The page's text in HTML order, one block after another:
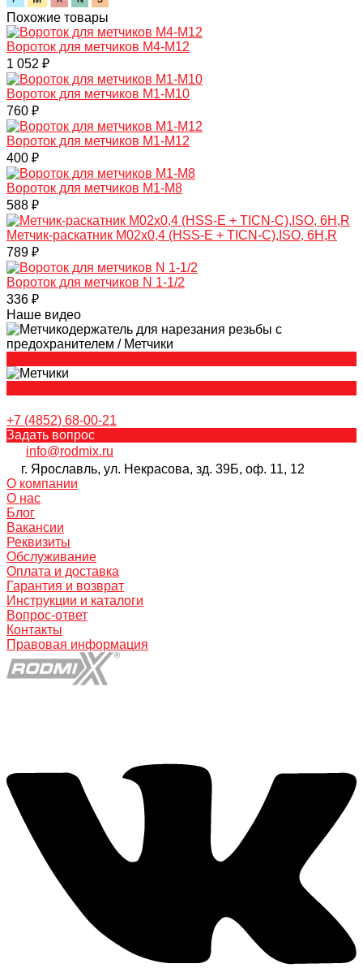
Похожие товары
Вороток для метчиков М4-М12
1 052 ₽
Вороток для метчиков М1-М10
760 ₽
Вороток для метчиков М1-М12
400 ₽
Вороток для метчиков М1-М8
588 ₽
Mетчик-раскатник M02х0,4 (HSS-E + TICN-C),ISO, 6H,R
789 ₽
Вороток для метчиков N 1-1/2
336 ₽
Наше видео
+7 (4852) 68-00-21
Задать вопрос
info@rodmix.ru
г. Ярославль, ул. Некрасова, зд. 39Б, оф. 11, 12
О компании
О нас
Блог
Вакансии
Реквизиты
Обслуживание
Оплата и доставка
Гарантия и возврат
Инструкции и каталоги
Вопрос-ответ
Контакты
Правовая информация